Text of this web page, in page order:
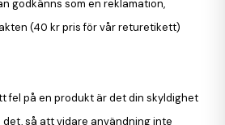
godkänns som en reklamation,
(40 kr pris för vår returetikett)
fel på en produkt är det din skyldighet
så att vidare användning inte